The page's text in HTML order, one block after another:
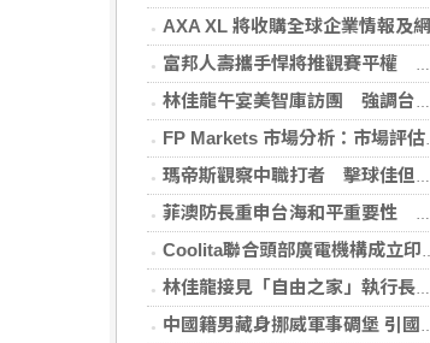
AXA XL 將收購全球企業情報及網絡安全顧問公司 S-RM
富邦人壽攜手悍將推觀賽平權 邀身障、親子看球
林佳龍午宴美智庫訪團 強調台灣是不可或缺夥伴
FP Markets 市場分析：市場評估下一步走勢，日圓再臨十字路口
瑪帝斯觀察中職打者 擊球佳但長打少「閃掉就好」
菲澳防長重申台海和平重要性 林佳龍表達肯定
Coolita聯合頭部廣電機構成立印尼首個FAST媒體聯盟
林佳龍接見「自由之家」執行長 盼台成印太INGO樞紐
中國籍男藏身挪威軍事碉堡 引國安疑慮遭驅逐